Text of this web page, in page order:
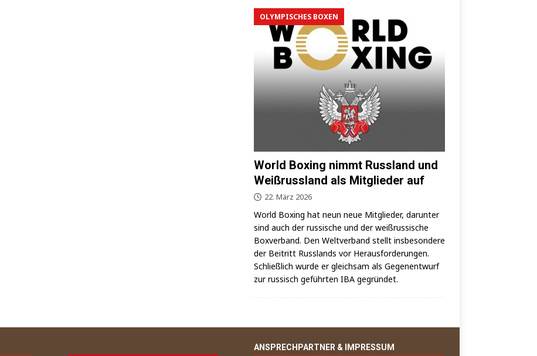
OLYMPISCHES BOXEN
World Boxing nimmt Russland und
Weißrussland als Mitglieder auf
22. März 2026
World Boxing hat neun neue Mit­glie­der, dar­un­ter
sind auch der rus­si­sche und der weiß­rus­si­sche
Box­ver­band. Den Welt­ver­band stellt ins­be­son­de­re
der Bei­tritt Russ­lands vor Her­aus­for­de­run­gen.
Schließ­lich wur­de er gleich­sam als Gegen­ent­wurf
zur rus­sisch geführ­ten IBA gegründet.
ANSPRECHPARTNER & IMPRESSUM